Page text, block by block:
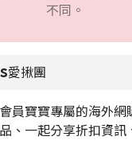
不同。
愛揪團
員寶寶專屬的海外網
、一起分享折扣資訊